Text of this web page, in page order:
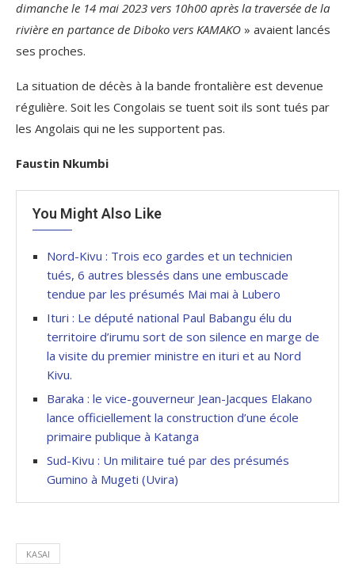
dimanche le 14 mai 2023 vers 10h00 après la traversée de la
rivière en partance de Diboko vers KAMAKO » avaient lancés
ses proches.
La situation de décès à la bande frontalière est devenue
régulière. Soit les Congolais se tuent soit ils sont tués par
les Angolais qui ne les supportent pas.
Faustin Nkumbi
You Might Also Like
Nord-Kivu : Trois eco gardes et un technicien
tués, 6 autres blessés dans une embuscade
tendue par les présumés Mai mai à Lubero
Ituri : Le député national Paul Babangu élu du
territoire d’irumu sort de son silence en marge de
la visite du premier ministre en ituri et au Nord
Kivu.
Baraka : le vice-gouverneur Jean-Jacques Elakano
lance officiellement la construction d’une école
primaire publique à Katanga
Sud-Kivu : Un militaire tué par des présumés
Gumino à Mugeti (Uvira)
KASAI